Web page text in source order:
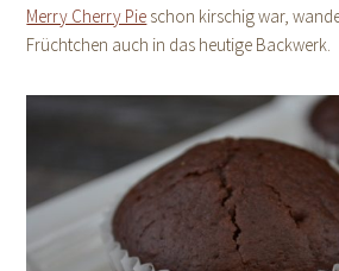
Merry Cherry Pie schon kirschig war,
Früchtchen auch in das heutige Backwerk.